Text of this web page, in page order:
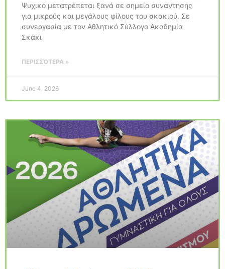
Ψυχικό μετατρέπεται ξανά σε σημείο συνάντησης
για μικρούς και μεγάλους φίλους του σκακιού. Σε
συνεργασία με τον Αθλητικό Σύλλογο Ακαδημία
Σκάκι
ΠΕΡΙΣΣΌΤΕΡΑ »
June 4, 2026